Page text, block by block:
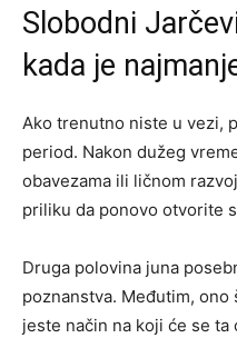
Slobodni
kada je
Ako trenutno niste u vezi,
period. Nakon dužeg
obavezama ili ličnom
priliku da ponovo otvorite
Druga polovina juna
poznanstva. Međutim,
jeste način na koji će se